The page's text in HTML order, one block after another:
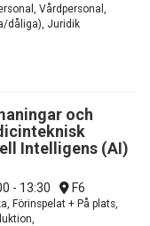
Vårdpersonal,
dåliga), Juridik
och
Intelligens (AI)
- 13:30 F6
Förinspelat + På plats,